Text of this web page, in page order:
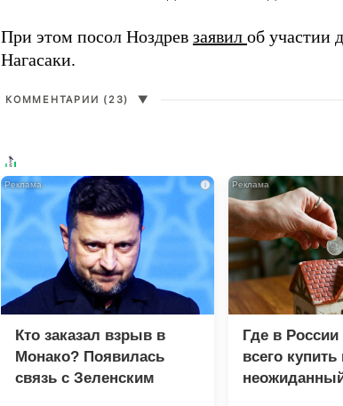
При этом посол Ноздрев заявил об участии
Нагасаки.
КОММЕНТАРИИ (23) ▼
i
Кто заказал взрыв в
Монако? Появилась
связь с Зеленским
Где в
всего купить